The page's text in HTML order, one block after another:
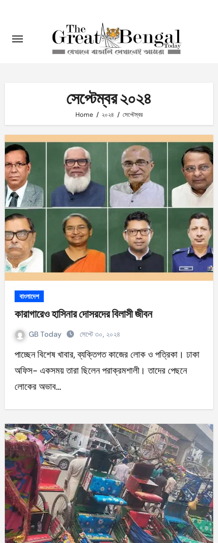
content
সেপ্টেম্বর ২০২৪
Home ২০২৪ সেপ্টেম্বর
বাংলাদেশ
কারাগারেও হাসিনার দোসরদের বিলাসী জীবন
GB Today সেপ্টে ৩০, ২০২৪
পাচ্ছেন বিশেষ খাবার, ব্যক্তিগত কাজের লোক ও পত্রিকা। ঢাকা
অফিস- একসময় তারা ছিলেন পরাক্রমশালী। তাদের পেছনে
লোকের অভাব…